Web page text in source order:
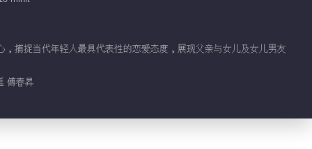
捕捉当代年轻人最具代表性的恋爱态度，展现父亲与女儿及女儿男友
傅春昇